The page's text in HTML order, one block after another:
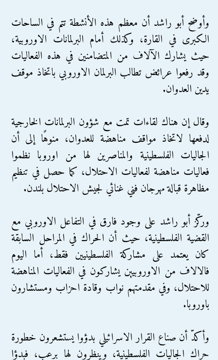
وأوضح أبو راشد أن معظم هذه الأنشطة تتم في الساحات
الكبرى في القارة، وكذلك أمام البرلمانات الاوروبية،
حيث يشارك الآلاف من المتضامنين في هذه الفعاليات
وقد رفعوا عرائض تطالب البرلمان الاوروبي باتخاذ موقف
يدين العدوان.
وقال إن هناك لقاءات تمت مع شؤون البرلمانات الخارجية
لدفعها لاتخاذ مواقف مناهضة للعدوان، منوهًا إلى أن
الجاليات الفلسطينية والمناصرين لها من اوروبا نظموا
فعاليات مناهضة لفعاليات الاحتلال، كما حصل في تنظيم
مظاهرة قبالة مهرجان فني غنائي لجيش الاحتلال بلندن.
وركّز أبو راشد على وجود فارق في التفاعل الاوروبي مع
القضية الفلسطينية، حيث أن الحراك في المراحل السابقة
كان يعتمد على مشاركة الفلسطينيين فقط، أما اليوم
فالالاف من الاوروبيين يشاركون في الفعاليات المناهضة
للاحتلال، وفي مقدمتهم نواب وقادة احزاب ومستشارون
باوروبا.
وأكدّ أن صناع القرار الاسرائيلي بدؤوا يستشعرون خطورة
حراك الجاليات الفلسطينية، وينظرون لها برعب، فبدؤا